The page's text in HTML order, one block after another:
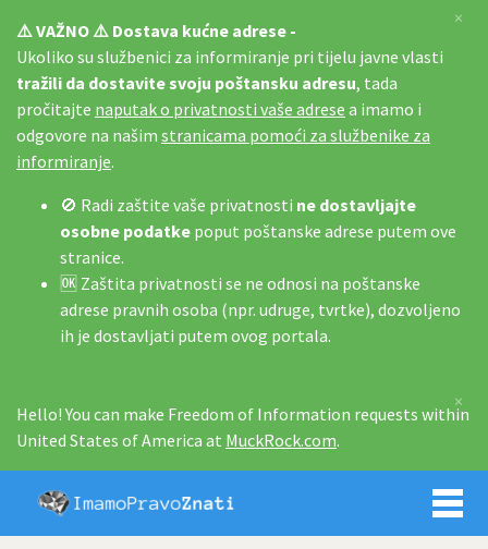
⚠️ VAŽNO ⚠️ Dostava kućne adrese -
Ukoliko su službenici za informiranje pri tijelu javne vlasti
tražili da dostavite svoju poštansku adresu, tada
pročitajte naputak o privatnosti vaše adrese a imamo i
odgovore na našim stranicama pomoći za službenike za
informiranje.
🚫 Radi zaštite vaše privatnosti ne dostavljajte
osobne podatke poput poštanske adrese putem ove
stranice.
🆗 Zaštita privatnosti se ne odnosi na poštanske
adrese pravnih osoba (npr. udruge, tvrtke), dozvoljeno
ih je dostavljati putem ovog portala.
×
Hello! You can make Freedom of Information requests within
United States of America at MuckRock.com.
×
Imamo